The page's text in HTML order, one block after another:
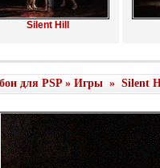
Silent Hill
для PSP» Игры» Silent